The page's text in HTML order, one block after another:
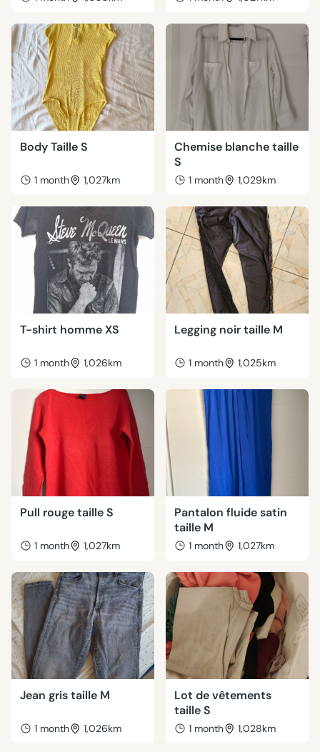
Body Taille S
1 month 1,027km
Chemise blanche taille
S
1 month 1,029km
T-shirt homme XS
1 month 1,026km
Legging noir taille M
1 month 1,025km
Pull rouge taille S
1 month 1,027km
Pantalon fluide satin
taille M
1 month 1,027km
Jean gris taille M
1 month 1,026km
Lot de vêtements
taille S
1 month 1,028km